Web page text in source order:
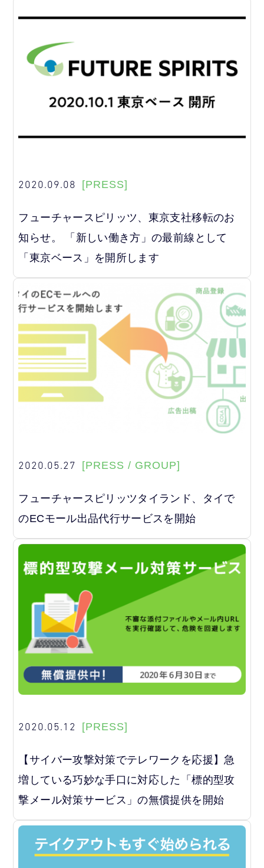
2020.09.08 [PRESS]
フューチャースピリッツ、東京支社移転のお
知らせ。 「新しい働き方」の最前線として
「東京ベース」を開所します
2020.05.27 [PRESS / GROUP]
フューチャースピリッツタイランド、タイで
のECモール出品代行サービスを開始
2020.05.12 [PRESS]
【サイバー攻撃対策でテレワークを応援】急
増している巧妙な手口に対応した「標的型攻
撃メール対策サービス」の無償提供を開始